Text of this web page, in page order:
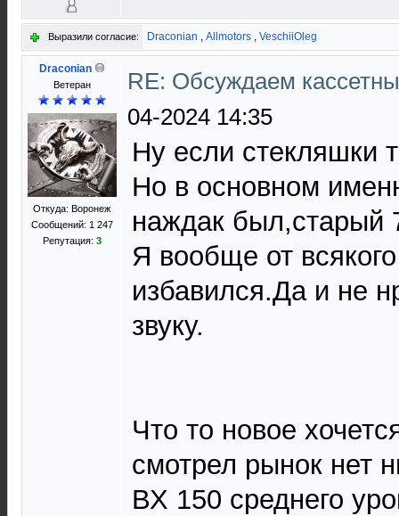
Выразили согласие: Draconian , Allmotors , VeschiiOleg
Draconian
Ветеран
Откуда: Воронеж
Сообщений: 1 247
Репутация: 3
RE: Обсуждаем
04-2024 14:35
Ну если стекляшки
Но в основном
наждак был,старый
Я вообще от
избавился.Да и не
звуку.
Что то новое
смотрел рынок нет
ВХ 150 среднего